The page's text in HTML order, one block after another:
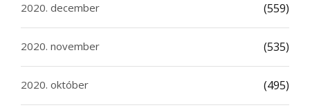
2020. december (559)
2020. november (535)
2020. október (495)